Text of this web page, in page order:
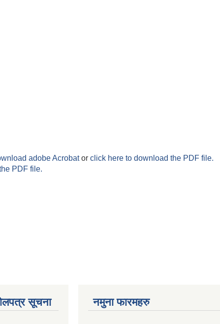
adobe Acrobator click here to download the PDF file.
PDF file.
सूचना नमुना फारमहरु